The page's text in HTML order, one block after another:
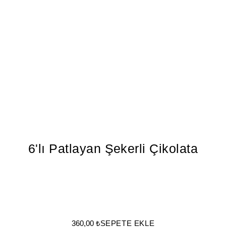
6'lı Patlayan Şekerli Çikolata
360,00 ₺SEPETE EKLE